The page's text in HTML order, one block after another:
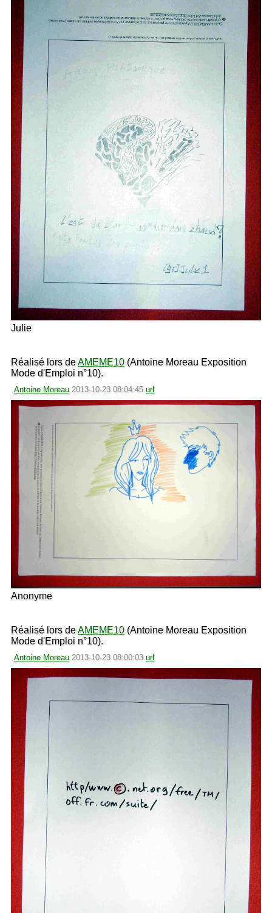
Julie
Réalisé lors deAMEME10 (Antoine Moreau Exposition
Mode d'Emploi n°10).
Antoine Moreau 2013-10-23 08:04:45 url
Anonyme
Réalisé lors deAMEME10 (Antoine Moreau Exposition
Mode d'Emploi n°10).
Antoine Moreau 2013-10-23 08:00:03 url